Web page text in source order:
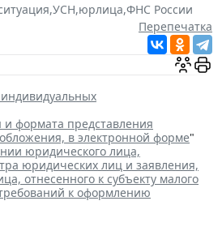
,УСН,юрлица,ФНС России
Перепечатка
формата представления
в электронной форме"
юридического лица,
юридических лиц и заявления,
отнесенного к субъекту малого
к оформлению